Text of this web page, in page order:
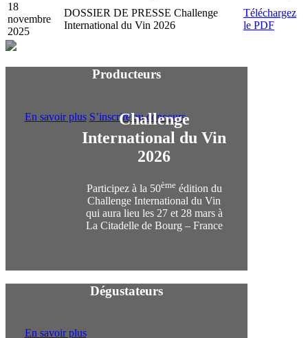
18
novembre
2025
DOSSIER DE PRESSE Challenge
International du Vin 2026
Téléchargez
le PDF
Challenge
International du Vin
2026
Participez à la 50èmeédition du
Challenge International du Vin
qui aura lieu les 27 et 28 mars à
La Citadelle de Bourg – France
Producteurs
En savoir plus S’inscrire au concours
Dégustateurs
En savoir plus